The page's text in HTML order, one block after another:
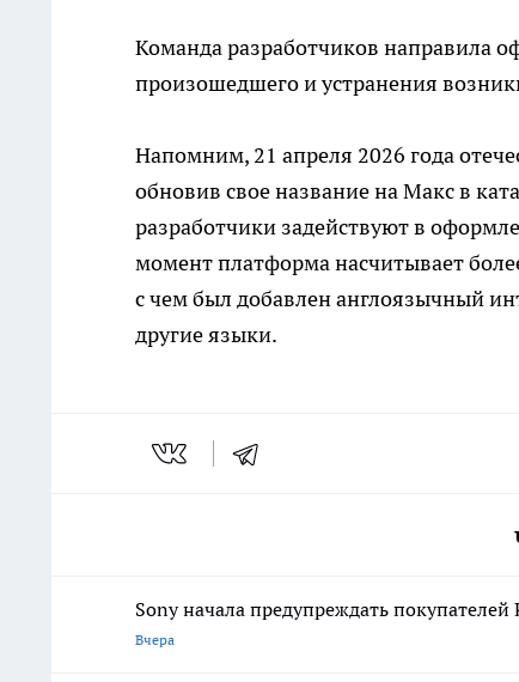
Команда разработчиков направила
произошедшего и устранения
Напомним, 21 апреля 2026 года
обновив свое название на Макс в
разработчики задействуют в
момент платформа насчитывает
с чем был добавлен англоязычный
другие языки.
Sony начала предупреждать
Вчера